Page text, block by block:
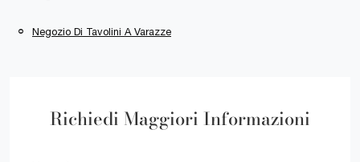
Negozio Di Tavolini A Varazze
Richiedi Maggiori Informazioni